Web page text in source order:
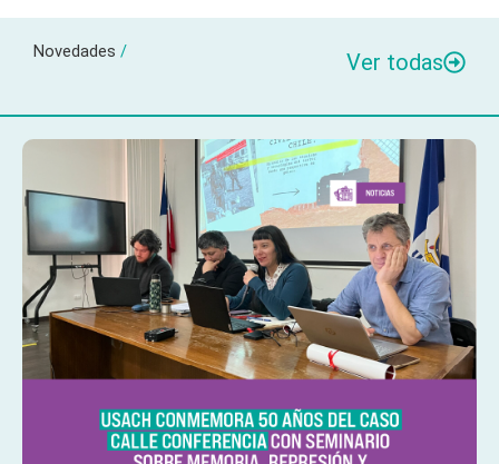
Novedades / Ver todas